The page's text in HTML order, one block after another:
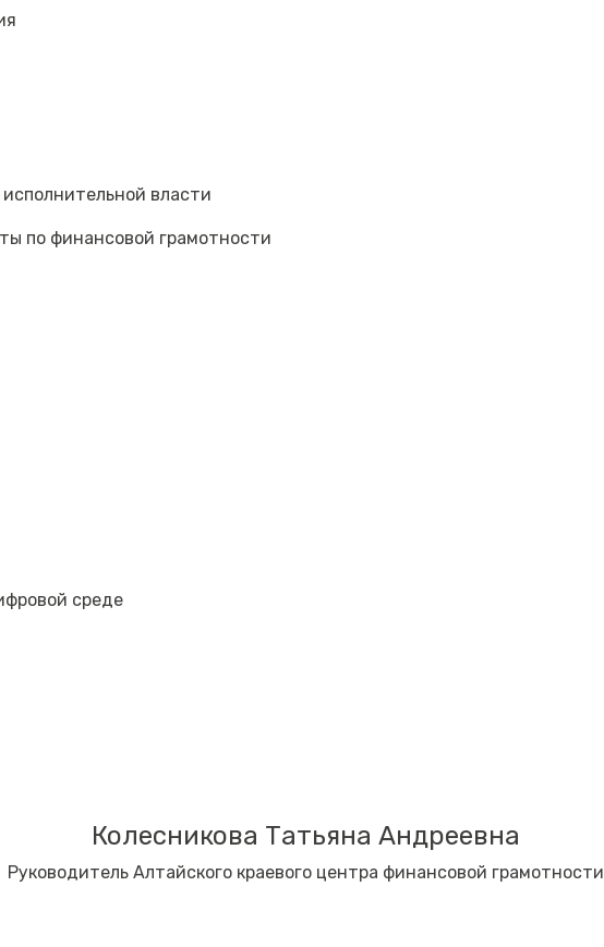
власти
по финансовой грамотности
среде
Колесникова Татьяна Андреевна
Руководитель Алтайского краевого центра финансовой грамотности